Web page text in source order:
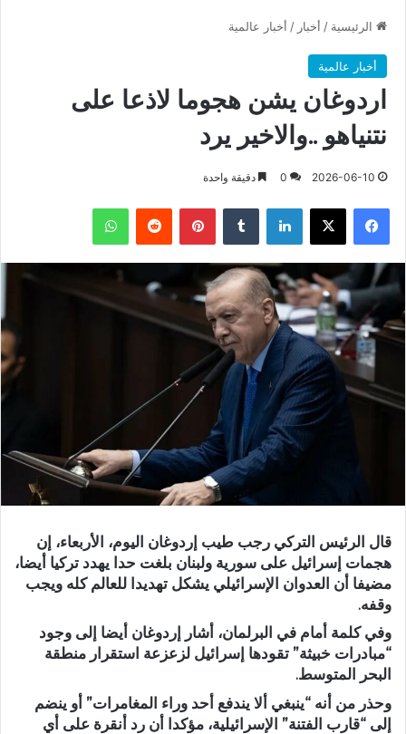
الرئيسية / أخبار / أخبار عالمية
أخبار عالمية
اردوغان يشن هجوما لاذعا على
نتنياهو ..والاخير يرد
2026-06-10
0 دقيقة واحدة
فيسبوك X لينكدإن بينتيريست واتساب
قال الرئيس التركي رجب طيب إردوغان اليوم، الأربعاء، إن
هجمات إسرائيل على سورية ولبنان بلغت حدا يهدد تركيا أيضا،
مضيفا أن العدوان الإسرائيلي يشكل تهديدا للعالم كله ويجب
وقفه.
وفي كلمة أمام في البرلمان، أشار إردوغان أيضا إلى وجود
“مبادرات خبيثة” تقودها إسرائيل لزعزعة استقرار ‌منطقة
⁠البحر المتوسط.
وحذر من أنه “ينبغي ألا يندفع أحد وراء المغامرات” أو ⁠ينضم
إلى “قارب الفتنة” الإسرائيلية، مؤكدا أن رد أنقرة على ⁠أي